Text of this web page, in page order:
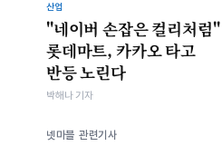
산업
"네이버 손잡은 컬리처럼"
롯데마트, 카카오 타고
반등 노린다
박해나 기자
넷마블 관련기사